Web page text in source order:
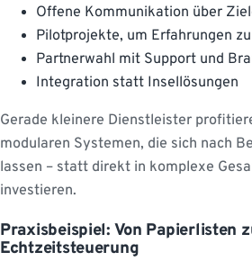
Offene Kommunikation über
Pilotprojekte, um Erfahrungen
Partnerwahl mit Support und
Integration statt Insellösungen
Gerade kleinere Dienstleister
modularen Systemen, die sich nach
lassen – statt direkt in komplexe
investieren.
Praxisbeispiel: Von Papierlisten
Echtzeitsteuerung